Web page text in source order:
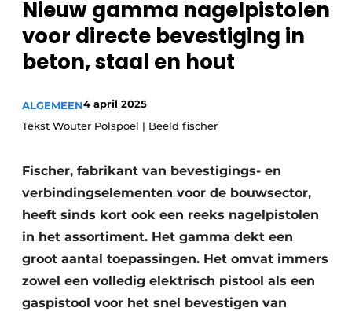
Vacature aanmelden
Vacatures
Video’s
Sanitair
Brandbeveiliging
Ventilatie
Warmtepompen
Nieuw gamma nagelpistolen
voor directe bevestiging in
beton, staal en hout
ALGEMEEN4 april 2025
Tekst Wouter Polspoel | Beeld fischer
Fischer, fabrikant van bevestigings- en
verbindingselementen voor de bouwsector,
heeft sinds kort ook een reeks nagelpistolen
in het assortiment. Het gamma dekt een
groot aantal toepassingen. Het omvat immers
zowel een volledig elektrisch pistool als een
gaspistool voor het snel bevestigen van